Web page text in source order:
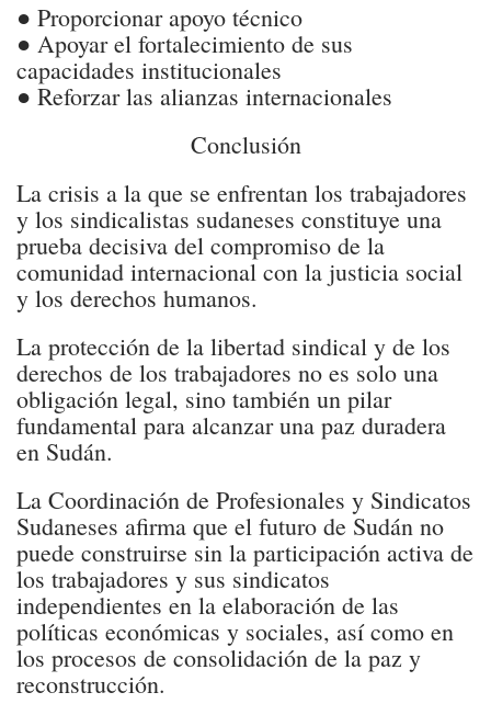
● Proporcionar apoyo técnico
● Apoyar el fortalecimiento de sus
capacidades institucionales
● Reforzar las alianzas internacionales
Conclusión
La crisis a la que se enfrentan los trabajadores
y los sindicalistas sudaneses constituye una
prueba decisiva del compromiso de la
comunidad internacional con la justicia social
y los derechos humanos.
La protección de la libertad sindical y de los
derechos de los trabajadores no es solo una
obligación legal, sino también un pilar
fundamental para alcanzar una paz duradera
en Sudán.
La Coordinación de Profesionales y Sindicatos
Sudaneses afirma que el futuro de Sudán no
puede construirse sin la participación activa de
los trabajadores y sus sindicatos
independientes en la elaboración de las
políticas económicas y sociales, así como en
los procesos de consolidación de la paz y
reconstrucción.